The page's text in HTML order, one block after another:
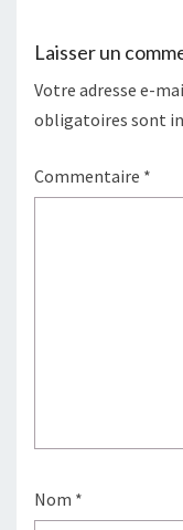
Laisser un
Votre adresse e-
obligatoires sont
Commentaire *
Nom *